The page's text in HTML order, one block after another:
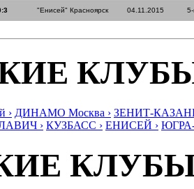
"Енисей" Красноярск 04.11.2015
› ДИНАМО Москва › ЗЕНИТ-
› КУЗБАСС › ЕНИСЕЙ ›